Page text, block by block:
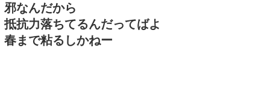
邪なんだから
抵抗力落ちてるんだってばよ
春まで粘るしかねー